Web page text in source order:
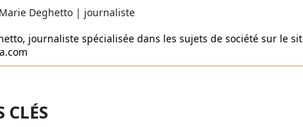
Marie Deghetto | journaliste
journaliste spécialisée dans les sujets de société sur le
CLÉS